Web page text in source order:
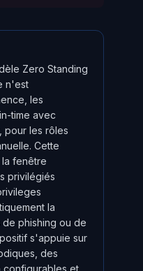
Zero Standing
n'est
les
time avec
pour les rôles
Cette
fenêtre
privilégiés
la
phishing ou de
s'appuie sur
des
et